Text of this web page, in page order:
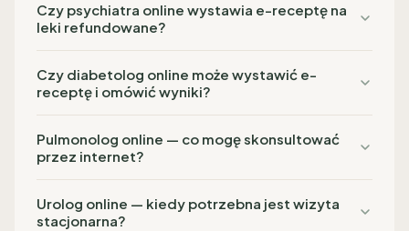
Czy psychiatra online wystawia e-receptę na
leki refundowane?
Czy diabetolog online może wystawić e-
receptę i omówić wyniki?
Pulmonolog online — co mogę skonsultować
przez internet?
Urolog online — kiedy potrzebna jest wizyta
stacjonarna?